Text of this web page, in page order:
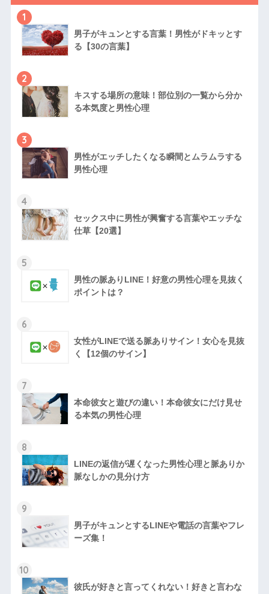
1
男子がキュンとする言葉！男性がドキッとす
る【30の言葉】
2
キスする場所の意味！部位別の一覧から分か
る本気度と男性心理
3
男性がエッチしたくなる瞬間とムラムラする
男性心理
4
セックス中に男性が興奮する言葉やエッチな
仕草【20選】
5
男性の脈ありLINE！好意の男性心理を見抜く
ポイントは？
6
女性がLINEで送る脈ありサイン！女心を見抜
く【12個のサイン】
7
本命彼女と遊びの違い！本命彼女にだけ見せ
る本気の男性心理
8
LINEの返信が遅くなった男性心理と脈ありか
脈なしかの見分け方
9
男子がキュンとするLINEや電話の言葉やフレ
ーズ集！
10
彼氏が好きと言ってくれない！好きと言わな